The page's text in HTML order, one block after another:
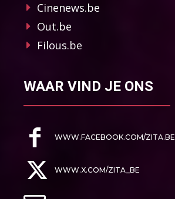
Cinenews.be
Out.be
Filous.be
WAAR VIND JE ONS
WWW.FACEBOOK.COM/ZITA.BE
WWW.X.COM/ZITA_BE